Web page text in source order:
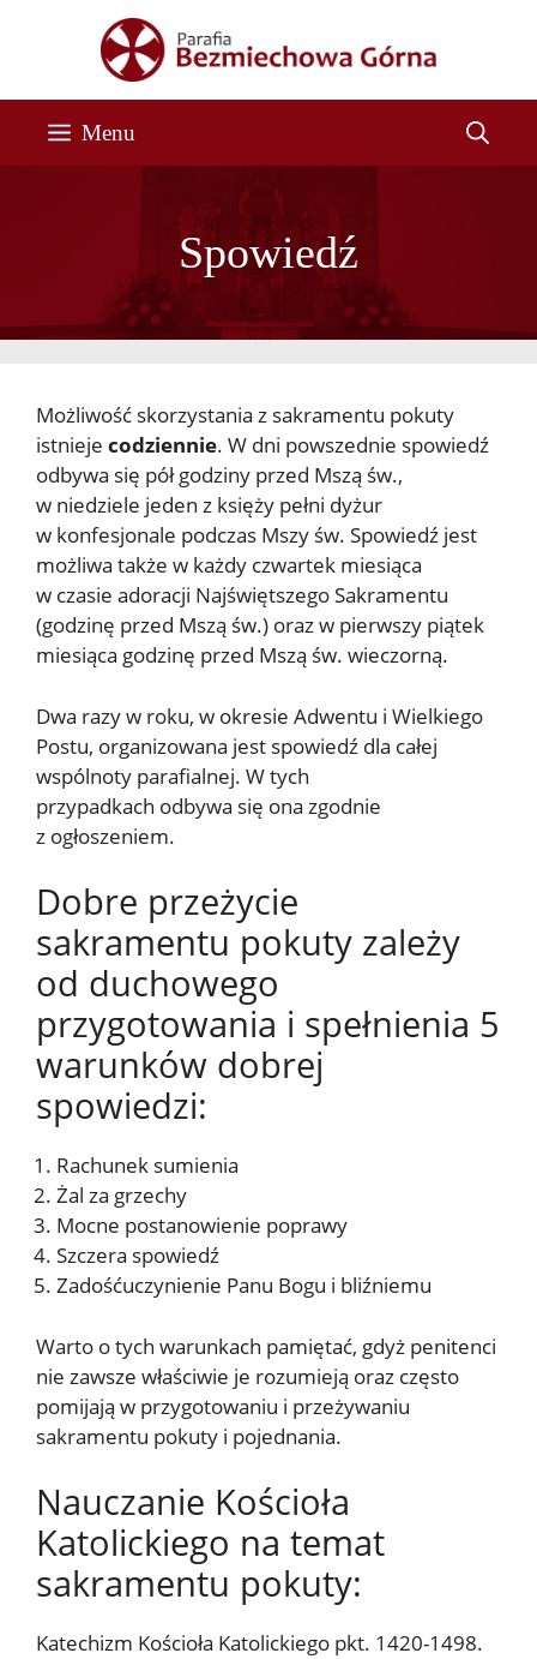
Menu
Spowiedź
Możliwość skorzystania z sakramentu pokuty
istnieje codziennie. W dni powszednie spowiedź
odbywa się pół godziny przed Mszą św.,
w niedziele jeden z księży pełni dyżur
w konfesjonale podczas Mszy św. Spowiedź jest
możliwa także w każdy czwartek miesiąca
w czasie adoracji Najświętszego Sakramentu
(godzinę przed Mszą św.) oraz w pierwszy piątek
miesiąca godzinę przed Mszą św. wieczorną.
Dwa razy w roku, w okresie Adwentu i Wielkiego
Postu, organizowana jest spowiedź dla całej
wspólnoty parafialnej. W tych
przypadkach odbywa się ona zgodnie
z ogłoszeniem.
Dobre przeżycie
sakramentu pokuty zależy
od duchowego
przygotowania i spełnienia 5
warunków dobrej
spowiedzi:
Rachunek sumienia
Żal za grzechy
Mocne postanowienie poprawy
Szczera spowiedź
Zadośćuczynienie Panu Bogu i bliźniemu
Warto o tych warunkach pamiętać, gdyż penitenci
nie zawsze właściwie je rozumieją oraz często
pomijają w przygotowaniu i przeżywaniu
sakramentu pokuty i pojednania.
Nauczanie Kościoła
Katolickiego na temat
sakramentu pokuty:
Katechizm Kościoła Katolickiego pkt. 1420-1498.